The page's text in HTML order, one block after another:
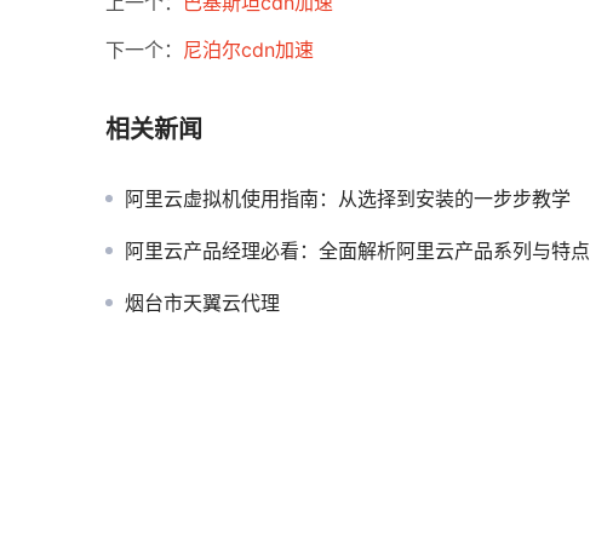
下一个： 尼泊尔cdn加速
相关新闻
阿里云虚拟机使用指南：从选择到安装的一步步教学
阿里云产品经理必看：全面解析阿里云产品系列与特点
烟台市天翼云代理